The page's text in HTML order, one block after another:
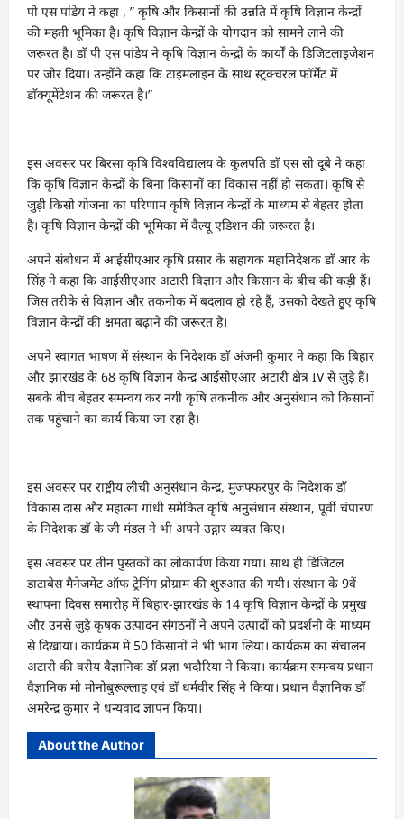
पी एस पांडेय ने कहा , ” कृषि और किसानों की उन्नति में कृषि विज्ञान केन्द्रों
की महती भूमिका है। कृषि विज्ञान केन्द्रों के योगदान को सामने लाने की
जरूरत है। डाॅ पी एस पांडेय ने कृषि विज्ञान केन्द्रों के कार्यों के डिजिटलाइजेशन
पर जोर दिया। उन्होंने कहा कि टाइमलाइन के साथ स्ट्रक्चरल फाॅर्मेट में
डाॅक्यूमेंटेशन की जरूरत है।”
इस अवसर पर बिरसा कृषि विश्वविद्यालय के कुलपति डाॅ एस सी दूबे ने कहा
कि कृषि विज्ञान केन्द्रों के बिना किसानों का विकास नहीं हो सकता। कृषि से
जुड़ी किसी योजना का परिणाम कृषि विज्ञान केन्द्रों के माध्यम से बेहतर होता
है। कृषि विज्ञान केन्द्रों की भूमिका में वैल्यू एडिशन की जरूरत है।
अपने संबोधन में आईसीएआर कृषि प्रसार के सहायक महानिदेशक डाॅ आर के
सिंह ने कहा कि आईसीएआर अटारी विज्ञान और किसान के बीच की कड़ी हैं।
जिस तरीके से विज्ञान और तकनीक में बदलाव हो रहे हैं, उसको देखते हुए कृषि
विज्ञान केन्द्रों की क्षमता बढ़ाने की जरूरत है।
अपने स्वागत भाषण में संस्थान के निदेशक डाॅ अंजनी कुमार ने कहा कि बिहार
और झारखंड के 68 कृषि विज्ञान केन्द्र आईसीएआर अटारी क्षेत्र IV से जुड़े हैं।
सबके बीच बेहतर समन्वय कर नयी कृषि तकनीक और अनुसंधान को किसानों
तक पहुंचाने का कार्य किया जा रहा है।
इस अवसर पर राष्ट्रीय लीची अनुसंधान केन्द्र, मुजफ्फरपुर के निदेशक डाॅ
विकास दास और महात्मा गांधी समेकित कृषि अनुसंधान संस्थान, पूर्वी चंपारण
के निदेशक डाॅ के जी मंडल ने भी अपने उद्गार व्यक्त किए।
इस अवसर पर तीन पुस्तकों का लोकार्पण किया गया। साथ ही डिजिटल
डाटाबेस मैनेजमेंट ऑफ ट्रेनिंग प्रोग्राम की शुरुआत की गयी। संस्थान के 9वें
स्थापना दिवस समारोह में बिहार-झारखंड के 14 कृषि विज्ञान केन्द्रों के प्रमुख
और उनसे जुड़े कृषक उत्पादन संगठनों ने अपने उत्पादों को प्रदर्शनी के माध्यम
से दिखाया। कार्यक्रम में 50 किसानों ने भी भाग लिया। कार्यक्रम का संचालन
अटारी की वरीय वैज्ञानिक डाॅ प्रज्ञा भदौरिया ने किया। कार्यक्रम समन्वय प्रधान
वैज्ञानिक मो मोनोबुरूल्लाह एवं डाॅ धर्मवीर सिंह ने किया। प्रधान वैज्ञानिक डाॅ
अमरेन्द्र कुमार ने धन्यवाद ज्ञापन किया।
About the Author